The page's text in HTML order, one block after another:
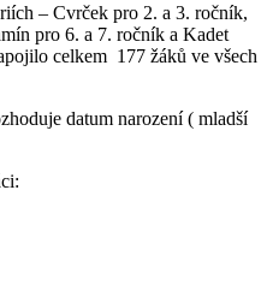
– Cvrček pro 2. a 3. ročník,
pro 6. a 7. ročník a Kadet
celkem 177 žáků ve všech
datum narození ( mladší